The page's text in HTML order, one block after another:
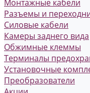
Монтажные кабели
Разъемы и
Силовые кабели
Камеры заднего вида
Обжимные клеммы
Терминалы
Установочные
Преобразователи